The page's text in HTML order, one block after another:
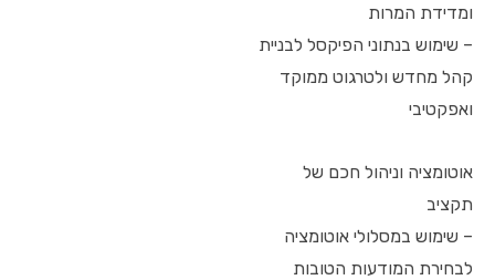
ומדידת המרות
– שימוש בנתוני הפיקסל לבניית
קהל מחדש ולטרגוט ממוקד
ואפקטיבי
אוטומציה וניהול חכם של
תקציב
– שימוש במסלולי אוטומציה
לבחירת המודעות הטובות